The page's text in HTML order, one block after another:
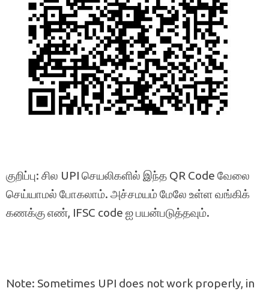
குறிப்பு: சில UPI செயலிகளில் இந்த QR Code வேலை
செய்யாமல் போகலாம். அச்சமயம் மேலே உள்ள வங்கிக்
கணக்கு எண், IFSC code ஐ பயன்படுத்தவும்.
Note: Sometimes UPI does not work properly, in